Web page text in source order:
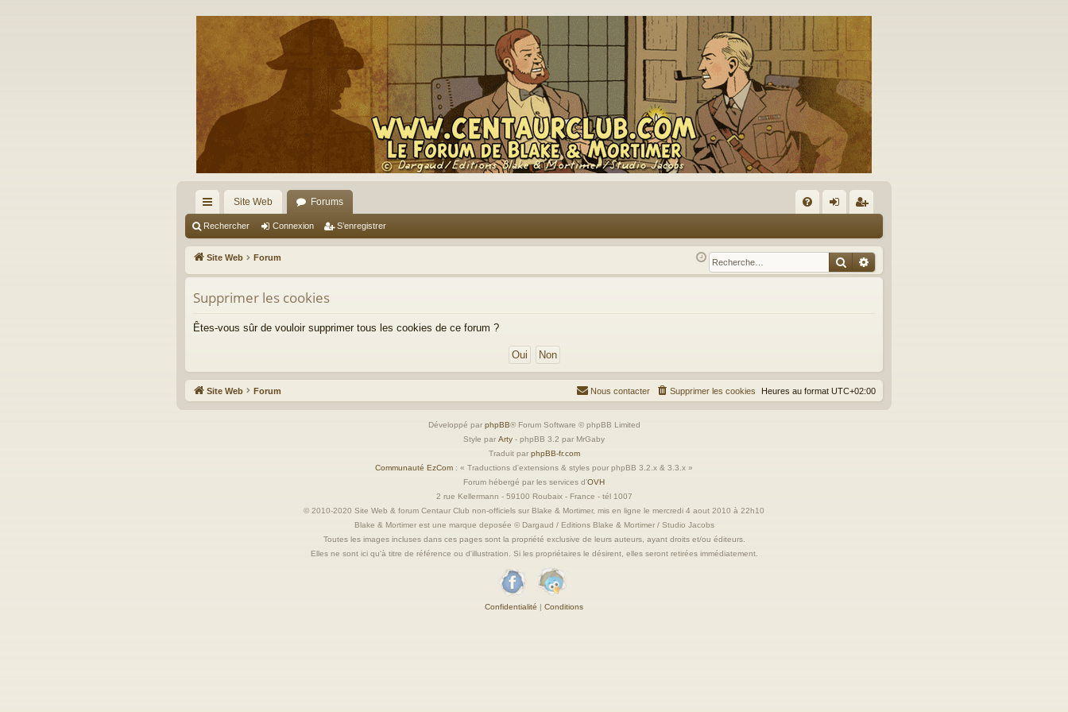
cc
ès
ra
pi
Site Web Forums
Q ne
xi
nr
eg
Rechercher Connexion S’enregistrer
Site Web Forum Rechercher
Recherche avancée
Supprimer les cookies
Êtes-vous sûr de vouloir supprimer tous les cookies de ce forum ?
Site Web Forum Heures au format UTC+02:00
Supprimer les cookies
Nous contacter
Développé par phpBB® Forum Software © phpBB Limited
Style par Arty - phpBB 3.2 par MrGaby
Traduit par phpBB-fr.com
Communauté EzCom : « Traductions d'extensions & styles pour phpBB 3.2.x & 3.3.x »
Forum hébergé par les services d’OVH
2 rue Kellermann - 59100 Roubaix - France - tél 1007
© 2010-2020 Site Web & forum Centaur Club non-officiels sur Blake & Mortimer, mis en ligne le mercredi 4 aout 2010 à 22h10
Blake & Mortimer est une marque deposée © Dargaud / Editions Blake & Mortimer / Studio Jacobs
Toutes les images incluses dans ces pages sont la propriété exclusive de leurs auteurs, ayant droits et/ou éditeurs.
Elles ne sont ici qu'à titre de référence ou d'illustration. Si les propriétaires le désirent, elles seront retirées immédiatement.
Confidentialité | Conditions